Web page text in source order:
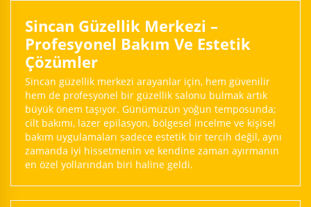
Sincan Güzellik Merkezi –
Profesyonel Bakım Ve Estetik
Çözümler
Sincan güzellik merkezi arayanlar için, hem güvenilir
hem de profesyonel bir güzellik salonu bulmak artık
büyük önem taşıyor. Günümüzün yoğun temposunda;
cilt bakımı, lazer epilasyon, bölgesel incelme ve kişisel
bakım uygulamaları sadece estetik bir tercih değil, aynı
zamanda iyi hissetmenin ve kendine zaman ayırmanın
en özel yollarından biri haline geldi.